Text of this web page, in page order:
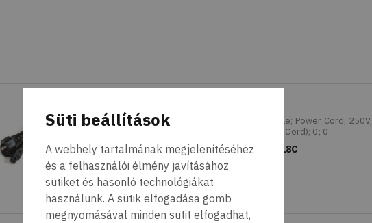
Süti beállítások
A webhely tartalmának megjelenítéséhez
és a felhasználói élmény javításához
sütiket és hasonló technológiákat
használunk. A sütik elfogadása gomb
megnyomásával minden sütit elfogadhat,
Studio 1458 Phelps MLK Clarksfield & Arrandale; Power Cord, 250V,
1M/3Ft, 3-Pin plug, EUROPE (C5 Straight Power Cord); 0; 0
Cikkszám: H718C Gyártói cikkszám: H718C
Raktáron: >5 db